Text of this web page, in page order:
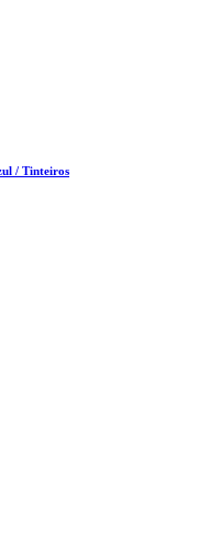
/ Tinteiros